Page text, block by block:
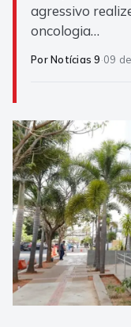
agressivo
oncologia…
Por Notícias 9·09